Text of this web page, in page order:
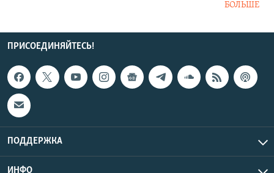
БОЛЬШЕ
ПРИСОЕДИНЯЙТЕСЬ!
ПОДДЕРЖКА
ИНФО